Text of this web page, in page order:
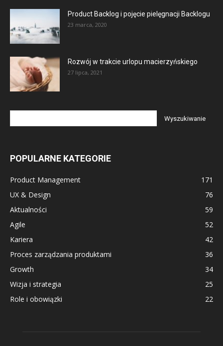
Product Backlog i pojęcie pielęgnacji Backlogu
23 marca, 2020
Rozwój w trakcie urlopu macierzyńskiego
27 lipca, 2021
POPULARNE KATEGORIE
Product Management
171
UX & Design
76
Aktualności
59
Agile
52
Kariera
42
Proces zarządzania produktami
36
Growth
34
Wizja i strategia
25
Role i obowiązki
22